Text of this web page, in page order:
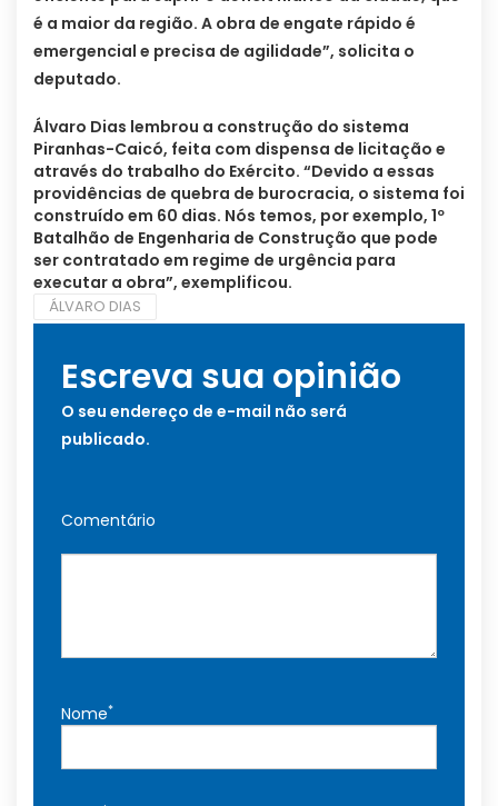
é a maior da região. A obra de engate rápido é
emergencial e precisa de agilidade”, solicita o
deputado.
Álvaro Dias lembrou a construção do sistema
Piranhas-Caicó, feita com dispensa de licitação e
através do trabalho do Exército. “Devido a essas
providências de quebra de burocracia, o sistema foi
construído em 60 dias. Nós temos, por exemplo, 1º
Batalhão de Engenharia de Construção que pode
ser contratado em regime de urgência para
executar a obra”, exemplificou.
ÁLVARO DIAS
Escreva sua opinião
O seu endereço de e-mail não será
publicado.
Comentário
Nome*